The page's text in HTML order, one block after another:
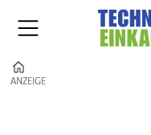
ANZEIGE
ANZEIGE